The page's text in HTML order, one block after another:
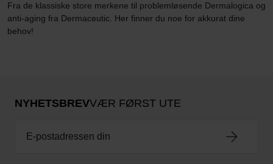
Fra de klassiske store merkene til problemløsende Dermalogica og
anti-aging fra Dermaceutic. Her finner du noe for akkurat dine
behov!
NYHETSBREVVÆR FØRST UTE